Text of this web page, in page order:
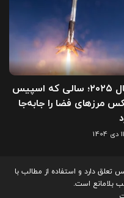
سال ۲۰۲۵؛ سالی که اسپیس
مرزهای فضا را جابه‌جا
11 دی 1404
دارد و استفاده از مطالب با
بلامانع است.